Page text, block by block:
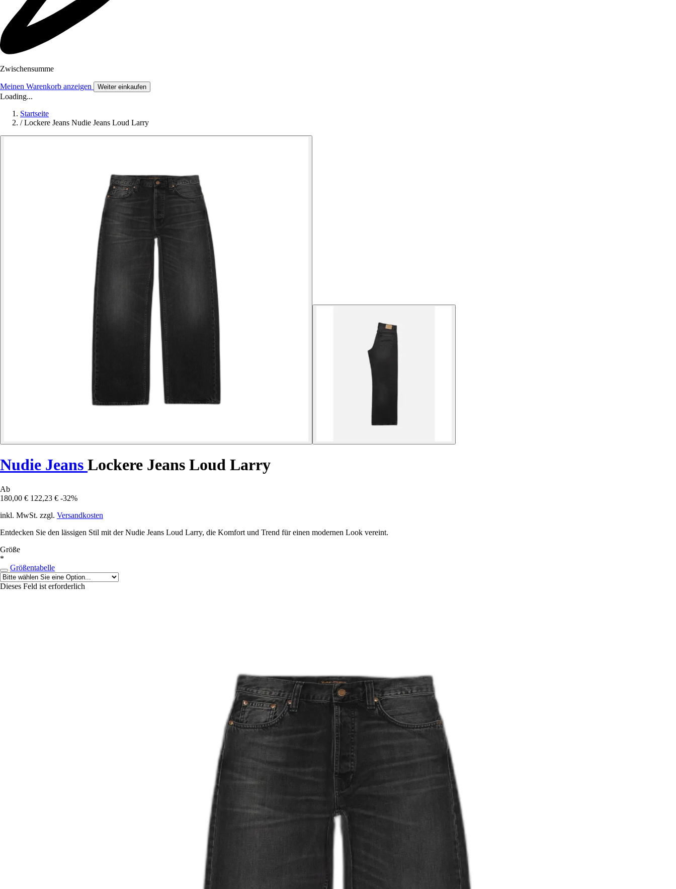
Zwischensumme
Meinen Warenkorb anzeigen Weiter einkaufen
Loading...
Startseite
/ Lockere Jeans Nudie Jeans Loud Larry
Nudie Jeans Lockere Jeans Loud Larry
Ab
180,00 € 122,23 € -32%
inkl. MwSt. zzgl. Versandkosten
Entdecken Sie den lässigen Stil mit der Nudie Jeans Loud Larry, die Komfort und Trend für einen modernen Look vereint.
Größe
*
Größentabelle
Dieses Feld ist erforderlich